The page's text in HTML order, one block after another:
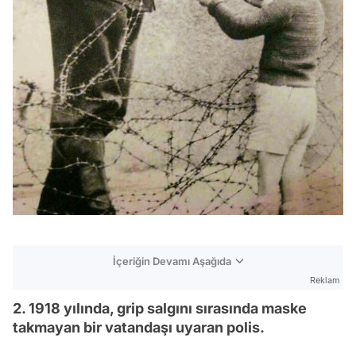
İçeriğin Devamı Aşağıda
Reklam
2. 1918 yılında, grip salgını sırasında maske
takmayan bir vatandaşı uyaran polis.